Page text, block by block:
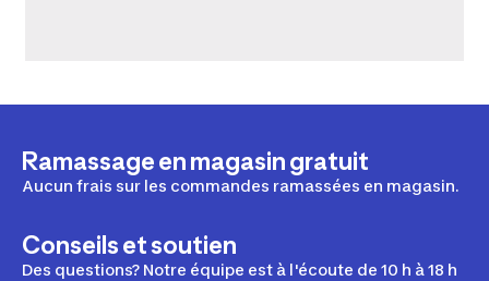
Ramassage en magasin gratuit
Aucun frais sur les commandes ramassées en magasin.
Conseils et soutien
Des questions? Notre équipe est à l'écoute de 10 h à 18 h